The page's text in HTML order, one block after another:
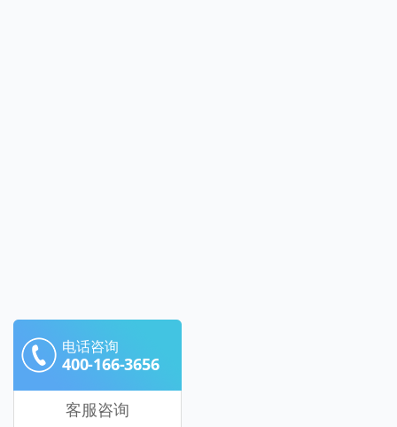
电话咨询
400-166-3656
客服咨询